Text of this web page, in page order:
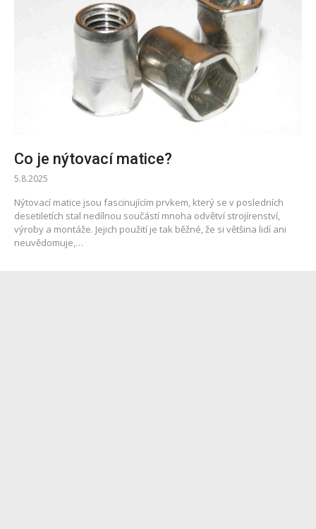
Co je nýtovací matice?
5.8.2025
Nýtovací matice jsou fascinujícím prvkem, který se v posledních
desetiletích stal nedílnou součástí mnoha odvětví strojírenství,
výroby a montáže. Jejich použití je tak běžné, že si většina lidí ani
neuvědomuje,…